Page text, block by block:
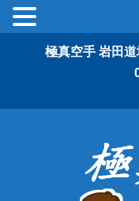
極真空手 岩田